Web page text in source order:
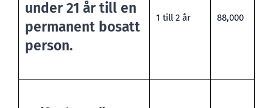
under 21 år till en
permanent bosatt
person.
1 till 2 år 88,000